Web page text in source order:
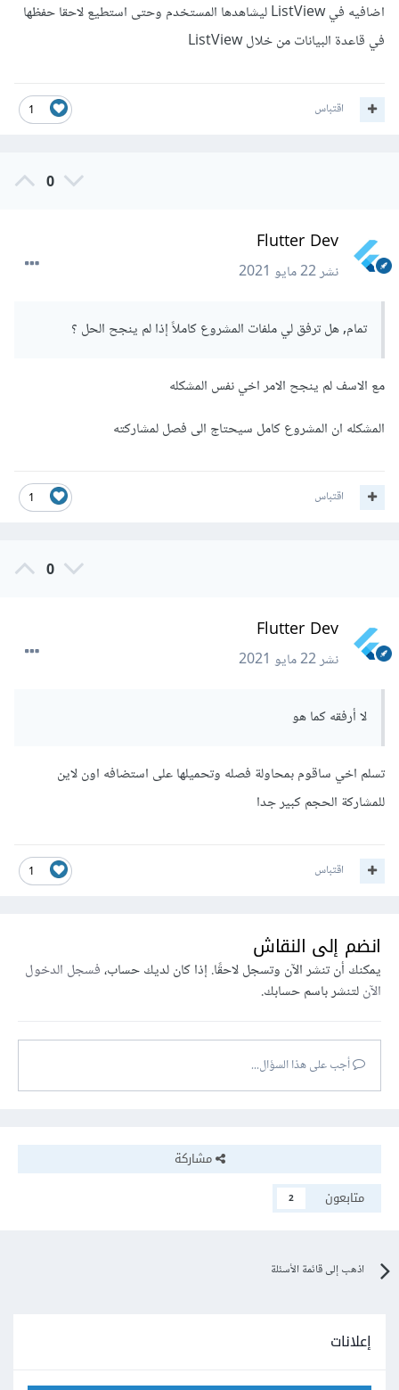
اضافيه في ListView ليشاهدها المستخدم وحتى استطيع لاحقا حفظها
في قاعدة البيانات من خلال ListView
1 اقتباس
0
Flutter Dev
نشر22 مايو 2021
تمام, هل ترفق لي ملفات المشروع كاملاً إذا لم ينجح الحل ؟
مع الاسف لم ينجح الامر اخي نفس المشكله
المشكله ان المشروع كامل سيحتاج الى فصل لمشاركته
1 اقتباس
0
Flutter Dev
نشر22 مايو 2021
لا أرفقه كما هو
تسلم اخي ساقوم بمحاولة فصله وتحميلها على استضافه اون لاين
للمشاركة الحجم كبير جدا
1 اقتباس
انضم إلى النقاش
يمكنك أن تنشر الآن وتسجل لاحقًا. إذا كان لديك حساب،فسجل الدخول
الآنلتنشر باسم حسابك.
أجب على هذا السؤال...
مشاركة
متابعون
2
اذهب إلى قائمة الأسئلة
إعلانات